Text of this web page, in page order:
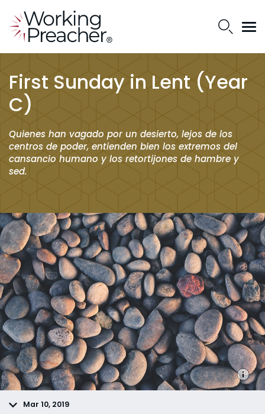
First Sunday in Lent (Year
C)
Quienes han vagado por un desierto, lejos de los
centros de poder, entienden bien los extremos del
cansancio humano y los retortijones de hambre y
sed.
Mar 10, 2019